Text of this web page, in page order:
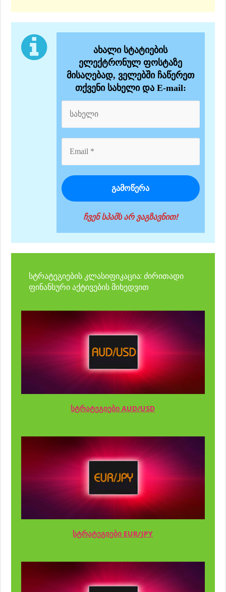
ახალი სტატიების
ელექტრონულ ფოსტაზე
მისაღებად, ველებში ჩაწერეთ
თქვენი სახელი და E-mail:
ჩვენ სპამს არ ვაგზავნით!
სტრატეგიების კლასიფიკაცია: ძირითადი
ფინანსური აქტივების მიხედვით
სტრატეგიები AUD/USD
სტრატეგიები EUR/JPY